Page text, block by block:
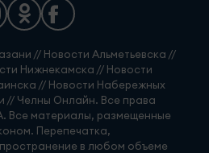
// Новости Альметьевска //
Нижнекамска // Новости
// Новости Набережных
// Челны Онлайн. Все права
материалы, размещенные
Перепечатка,
в любом объеме